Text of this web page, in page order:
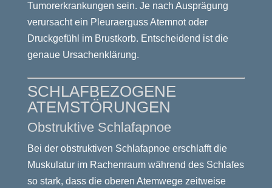
Tumorerkrankungen sein. Je nach Ausprägung
verursacht ein Pleuraerguss Atemnot oder
Druckgefühl im Brustkorb. Entscheidend ist die
genaue Ursachenklärung.
SCHLAFBEZOGENE
ATEMSTÖRUNGEN
Obstruktive Schlafapnoe
Bei der obstruktiven Schlafapnoe erschlafft die
Muskulatur im Rachenraum während des Schlafes
so stark, dass die oberen Atemwege zeitweise